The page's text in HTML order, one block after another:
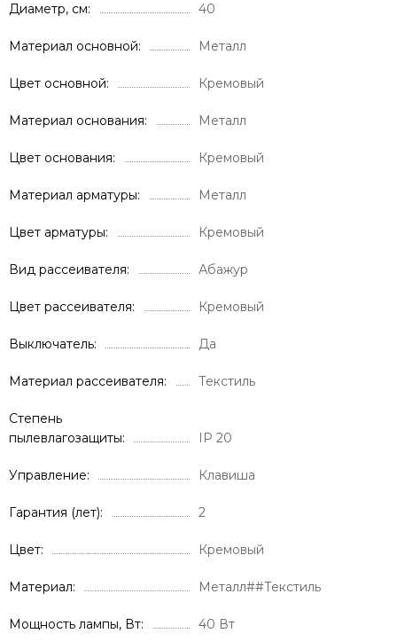
Диаметр, см 40
Материал основной Металл
Цвет основной Кремовый
Материал основания Металл
Цвет основания Кремовый
Материал арматуры Металл
Цвет арматуры Кремовый
Вид рассеивателя Абажур
Цвет рассеивателя Кремовый
Выключатель Да
Материал рассеивателя Текстиль
Степень
пылевлагозащиты
IP 20
Управление Клавиша
Гарантия (лет) 2
Цвет Кремовый
Материал Металл##Текстиль
Мощность лампы, Вт 40 Вт